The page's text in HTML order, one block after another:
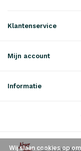
Klantenservice
Mijn account
Informatie
Wij slaan cookies op